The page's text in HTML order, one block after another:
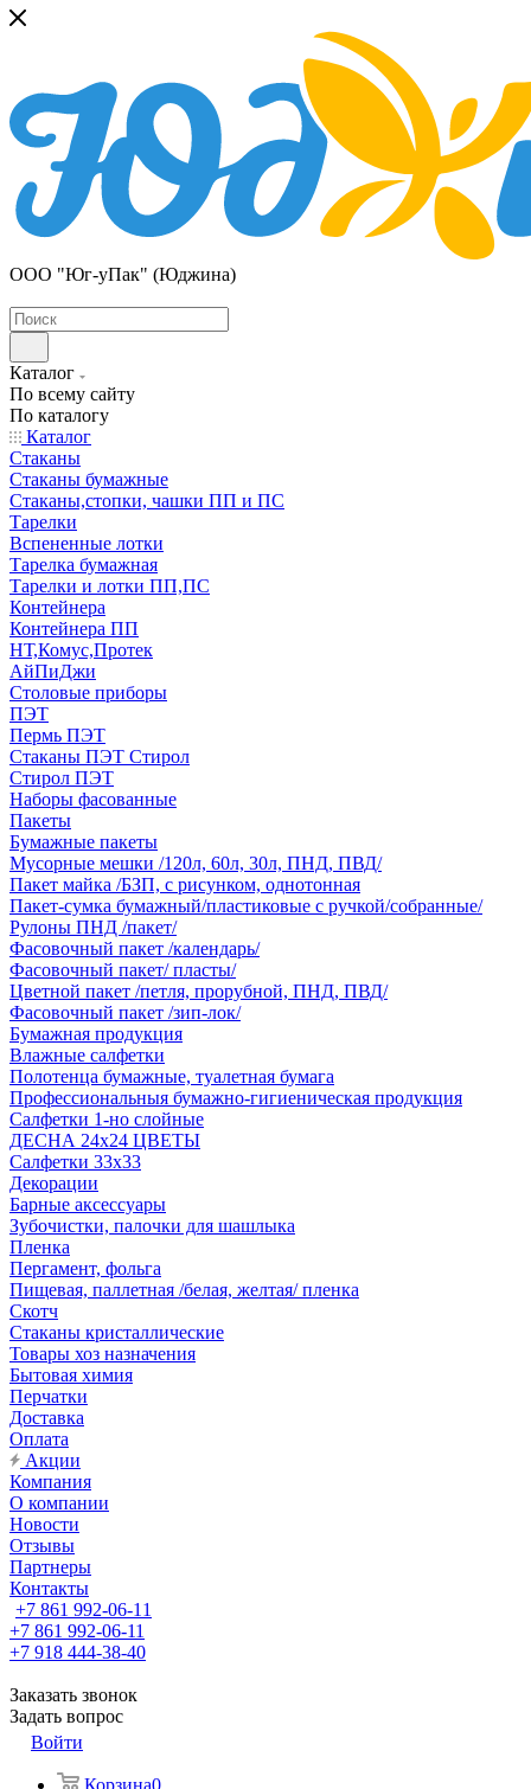
ООО "Юг-уПак" (Юджина)
Каталог
По всему сайту
По каталогу
Каталог
Стаканы
Стаканы бумажные
Стаканы,стопки, чашки ПП и ПС
Тарелки
Вспененные лотки
Тарелка бумажная
Тарелки и лотки ПП,ПС
Контейнера
Контейнера ПП
НТ,Комус,Протек
АйПиДжи
Столовые приборы
ПЭТ
Пермь ПЭТ
Стаканы ПЭТ Стирол
Стирол ПЭТ
Наборы фасованные
Пакеты
Бумажные пакеты
Мусорные мешки /120л, 60л, 30л, ПНД, ПВД/
Пакет майка /БЗП, с рисунком, однотонная
Пакет-сумка бумажный/пластиковые с ручкой/собранные/
Рулоны ПНД /пакет/
Фасовочный пакет /календарь/
Фасовочный пакет/ пласты/
Цветной пакет /петля, прорубной, ПНД, ПВД/
Фасовочный пакет /зип-лок/
Бумажная продукция
Влажные салфетки
Полотенца бумажные, туалетная бумага
Профессиональныя бумажно-гигиеническая продукция
Салфетки 1-но слойные
ДЕСНА 24х24 ЦВЕТЫ
Салфетки 33х33
Декорации
Барные аксессуары
Зубочистки, палочки для шашлыка
Пленка
Пергамент, фольга
Пищевая, паллетная /белая, желтая/ пленка
Скотч
Стаканы кристаллические
Товары хоз назначения
Бытовая химия
Перчатки
Доставка
Оплата
Акции
Компания
О компании
Новости
Отзывы
Партнеры
Контакты
+7 861 992-06-11
+7 861 992-06-11
+7 918 444-38-40
Заказать звонок
Задать вопрос
Войти
Корзина0